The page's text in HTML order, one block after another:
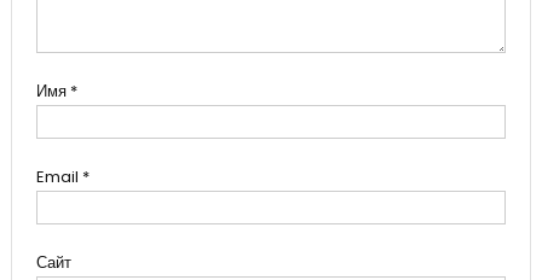
Имя *
Email *
Сайт